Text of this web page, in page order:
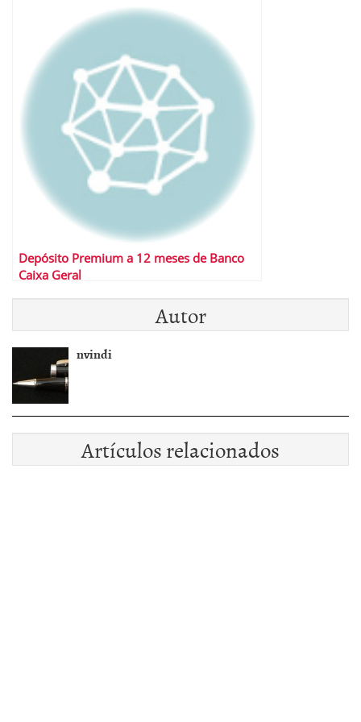
Depósito Premium a 12 meses de Banco
Caixa Geral
Autor
nvindi
Artículos relacionados